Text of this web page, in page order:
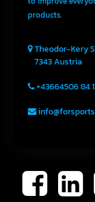
products.
Theodor-Kery
7343Austria
+43664506 84